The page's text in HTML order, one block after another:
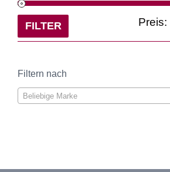
FILTER Preis:
Filtern nach
Beliebige Marke